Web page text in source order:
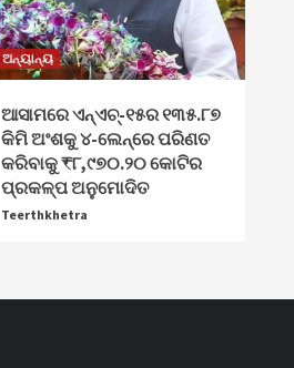
ଅନ୍ୟାନ୍ୟ
ଆସାମରେ ଏନ୍ଏଚ୍-୧୫ର ୧୩୫.୮୭
କିମି ଅଂଶକୁ ୪-ଲେନ୍‌ରେ ପରିଣତ
କରିବାକୁ ₹୮,୯୭୦.୨୦ କୋଟିର
ପ୍ରକଳ୍ପ ଅନୁମୋଦିତ
Teerthkhetra